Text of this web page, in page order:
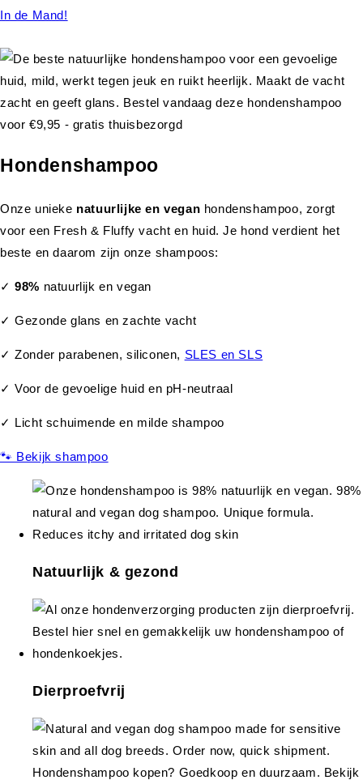
In de Mand!
Hondenshampoo
Onze unieke natuurlijke en vegan hondenshampoo, zorgt
voor een Fresh & Fluffy vacht en huid. Je hond verdient het
beste en daarom zijn onze shampoos:
✓98% natuurlijk en vegan
✓ Gezonde glans en zachte vacht
✓ Zonder parabenen, siliconen, SLES en SLS
✓ Voor de gevoelige huid en pH-neutraal
✓ Licht schuimende en milde shampoo
🐾 Bekijk shampoo
Natuurlijk & gezond
Dierproefvrij